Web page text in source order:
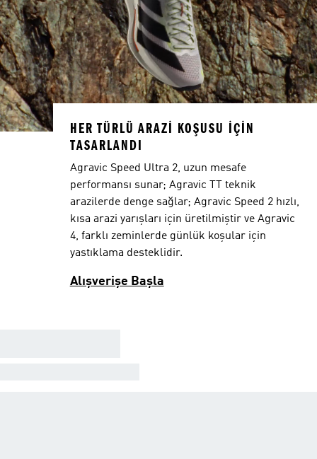
HER TÜRLÜ ARAZI KOŞUSU IÇIN
TASARLANDI
Agravic Speed Ultra 2, uzun mesafe
performansı sunar; Agravic TT teknik
arazilerde denge sağlar; Agravic Speed 2 hızlı,
kısa arazi yarışları için üretilmiştir ve Agravic
4, farklı zeminlerde günlük koşular için
yastıklama desteklidir.
Alışverişe Başla